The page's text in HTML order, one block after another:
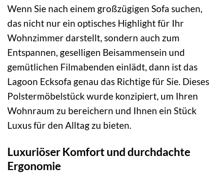
Wenn Sie nach einem großzügigen Sofa suchen,
das nicht nur ein optisches Highlight für Ihr
Wohnzimmer darstellt, sondern auch zum
Entspannen, geselligen Beisammensein und
gemütlichen Filmabenden einlädt, dann ist das
Lagoon Ecksofa genau das Richtige für Sie. Dieses
Polstermöbelstück wurde konzipiert, um Ihren
Wohnraum zu bereichern und Ihnen ein Stück
Luxus für den Alltag zu bieten.
Luxuriöser Komfort und durchdachte
Ergonomie